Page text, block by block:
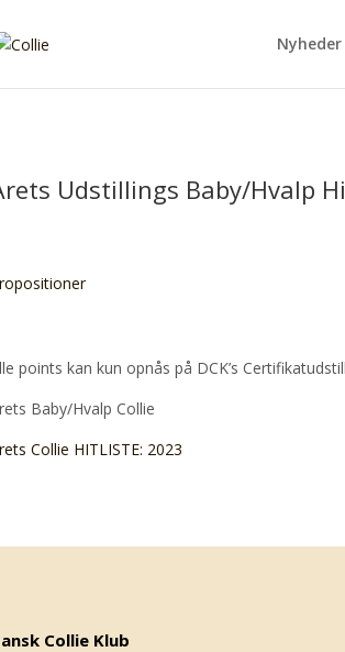
Nyheder
Udstillings Baby/Hvalp
points kan kun opnås på DCK’s
Baby/Hvalp Collie
Collie HITLISTE: 2023
Collie Klub